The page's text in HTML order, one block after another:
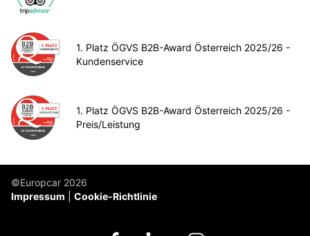
1. Platz ÖGVS B2B-Award Österreich 2025/26 -
Kundenservice
1. Platz ÖGVS B2B-Award Österreich 2025/26 -
Preis/Leistung
©Europcar 2026
Impressum
Cookie-Richtlinie